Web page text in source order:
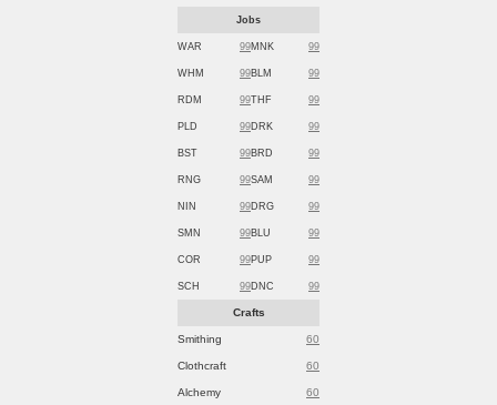
Jobs
WAR 99MNK 99
WHM 99BLM 99
RDM 99THF 99
PLD 99DRK 99
BST 99BRD 99
RNG 99SAM 99
NIN 99DRG 99
SMN 99BLU 99
COR 99PUP 99
SCH 99DNC 99
Crafts
Smithing 60
Clothcraft 60
Alchemy 60